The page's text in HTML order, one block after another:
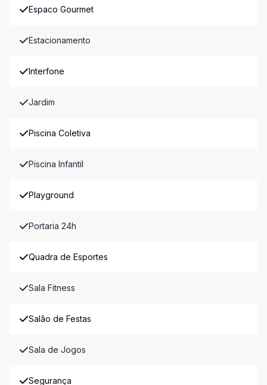
Espaco Gourmet
Estacionamento
Interfone
Jardim
Piscina Coletiva
Piscina Infantil
Playground
Portaria 24h
Quadra de Esportes
Sala Fitness
Salão de Festas
Sala de Jogos
Segurança